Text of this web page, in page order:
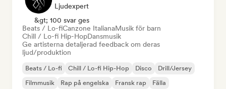
Ljudexpert
&gt; 100 svar ges
Beats / Lo-fiCanzone ItalianaMusik för barn
Chill / Lo-fi Hip-HopDansmusik
Ge artisterna detaljerad feedback om deras
ljud/produktion
Beats / Lo-fi Chill / Lo-fi Hip-Hop Disco
Drill/Jersey
Filmmusik
Rap på engelska Fransk rap Fälla